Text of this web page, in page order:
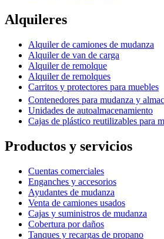
Alquileres
Alquiler de camiones de mudanza
Alquiler de van de carga
Alquiler de remolque
Alquiler de remolques
Carritos y protectores para muebles
Contenedores para mudanza y
Unidades de autoalmacenamiento
Cajas de plástico reutilizables para
Productos y servicios
Cuentas comerciales
Enganches y accesorios
Ayudantes de mudanza
Venta de camiones usados
Cajas y suministros de mudanza
Cobertura por daños
Tanques y recargas de propano